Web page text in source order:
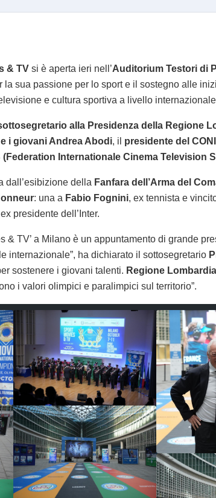
& TV si è aperta ieri nell’Auditorium Testori di
la sua passione per lo sport e il sostegno alle
e cultura sportiva a livello
alla Presidenza della Regione
i giovani Andrea Abodi, il presidente del
(Federation Internationale Cinema Television
dall’esibizione della Fanfara dell’Arma del
: una a Fabio Fognini, ex tennista e
presidente dell’Inter.
& TV’ a Milano è un appuntamento di grande
internazionale”, ha dichiarato il sottosegretario
sostenere i giovani talenti. Regione Lombardia
i valori olimpici e paralimpici sul territorio”.